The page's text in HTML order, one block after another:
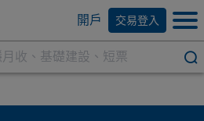
開戶 交易登入